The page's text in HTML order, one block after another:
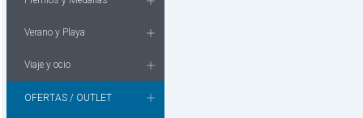
Verano y Playa
Viaje y ocio
OFERTAS / OUTLET